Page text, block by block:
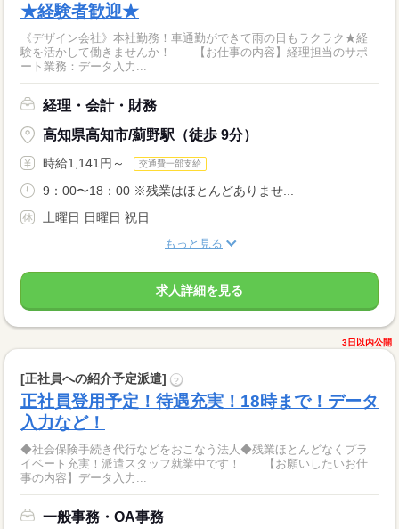
★経験者歓迎★
《デザイン会社》本社勤務！車通勤ができて雨の日もラクラク★経
験を活かして働きませんか！ 【お仕事の内容】経理担当のサポ
ート業務：データ入力...
経理・会計・財務
高知県高知市/薊野駅（徒歩 9分）
時給1,141円～ 交通費一部支給
9：00〜18：00 ※残業はほとんどありませ...
土曜日 日曜日 祝日
もっと見る
求人詳細を見る
3日以内公開
[正社員への紹介予定派遣] ?
正社員登用予定！待遇充実！18時まで！データ
入力など！
◆社会保険手続き代行などをおこなう法人◆残業ほとんどなくプラ
イベート充実！派遣スタッフ就業中です！ 【お願いしたいお仕
事の内容】データ入力...
一般事務・OA事務